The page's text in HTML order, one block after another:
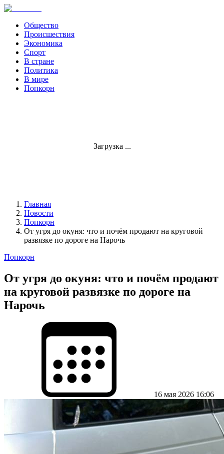
Общество
Происшествия
Экономика
Спорт
В стране
Политика
В мире
Попкорн
Загрузка ...
Главная
Новости
Попкорн
От угря до окуня: что и почём продают на круговой
развязке по дороге на Нарочь
Попкорн
От угря до окуня: что и почём продают
на круговой развязке по дороге на
Нарочь
16 мая 2026 16:06